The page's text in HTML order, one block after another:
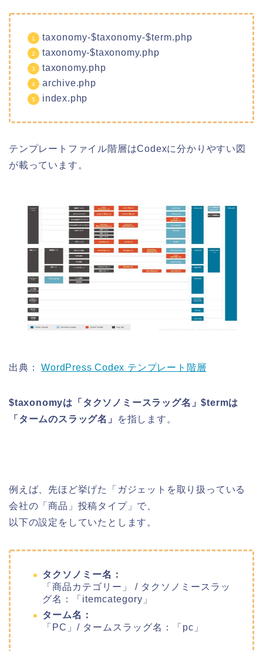
taxonomy-$taxonomy-$term.php
taxonomy-$taxonomy.php
taxonomy.php
archive.php
index.php
テンプレートファイル階層はCodexに分かりやすい図
が載っています。
出典：WordPress Codex テンプレート階層
$taxonomyは「タクソノミースラッグ名」$termは
「タームのスラッグ名」
を指します。
例えば、先ほど挙げた「ガジェットを取り扱っている
会社の「商品」投稿タイプ」で、
以下の設定をしていたとします。
タクソノミー名：
「商品カテゴリー」 / タクソノミースラッ
グ名：「itemcategory」
ターム名：
「PC」/ タームスラッグ名：「pc」